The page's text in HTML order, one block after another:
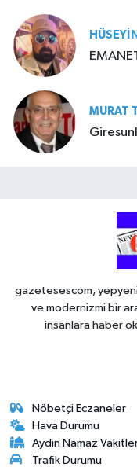
MURAT
gazetesescom,
ve modernizmi bir
insanlara haber
Nöbetçi Eczaneler
Hava Durumu
Aydin Namaz
Trafik Durumu